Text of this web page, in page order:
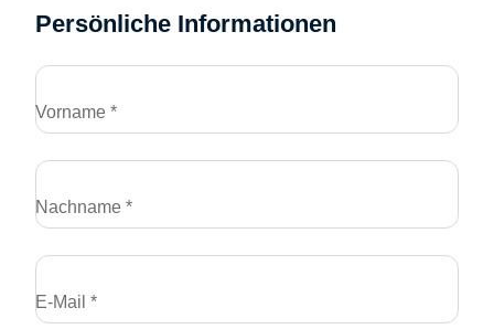
Persönliche Informationen
Vorname *
Nachname *
E-Mail *